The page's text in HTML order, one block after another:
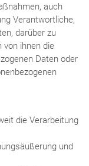
auch
Verantwortliche,
darüber zu
von ihnen die
Daten oder
die Verarbeitung
und